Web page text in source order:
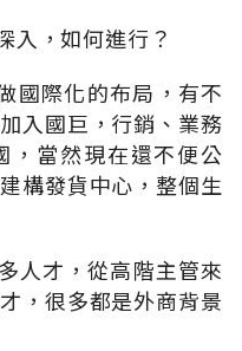
入，如何進行？
國際化的布局，有不
入國巨，行銷、業務
，當然現在還不便公
構發貨中心，整個生
人才，從高階主管來
，很多都是外商背景